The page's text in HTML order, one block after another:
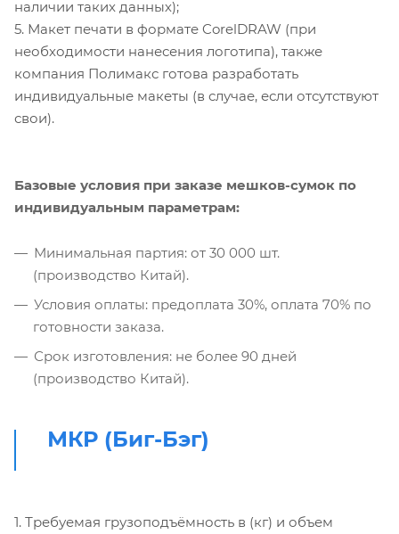
наличии таких данных);
5. Макет печати в формате CorelDRAW (при
необходимости нанесения логотипа), также
компания Полимакс готова разработать
индивидуальные макеты (в случае, если отсутствуют
свои).
Базовые условия при заказе мешков-сумок по
индивидуальным параметрам:
Минимальная партия: от 30 000 шт.
(производство Китай).
Условия оплаты: предоплата 30%, оплата 70% по
готовности заказа.
Срок изготовления: не более 90 дней
(производство Китай).
МКР (Биг-Бэг)
1. Требуемая грузоподъёмность в (кг) и объем